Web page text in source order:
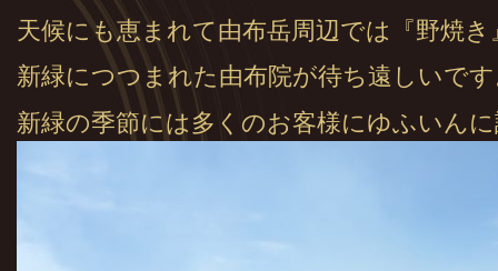
天候にも恵まれて由布岳周辺では『野焼
新緑につつまれた由布院が待ち遠しいで
新緑の季節には多くのお客様にゆふいん